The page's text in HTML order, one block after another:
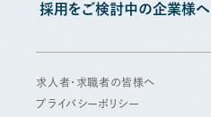
採用をご検討中の企業様へ
求人者・求職者の皆様へ
プライバシーポリシー